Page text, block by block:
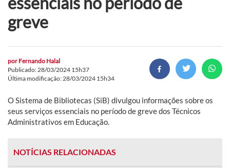
greve
por Fernando Halal
Publicado: 28/03/2024 15h37
Última modificação: 28/03/2024 15h34
O Sistema de Bibliotecas (SiB) divulgou informações sobre os
seus serviços essenciais no período de greve dos Técnicos
Administrativos em Educação.
NOTÍCIAS RELACIONADAS